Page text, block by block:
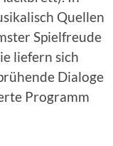
Quellen
Spielfreude
liefern sich
Dialoge
Programm